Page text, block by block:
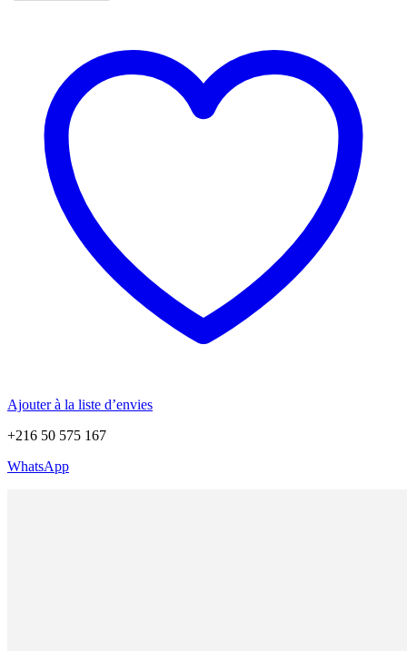
Ajouter à la liste d’envies
+216 50 575 167
WhatsApp